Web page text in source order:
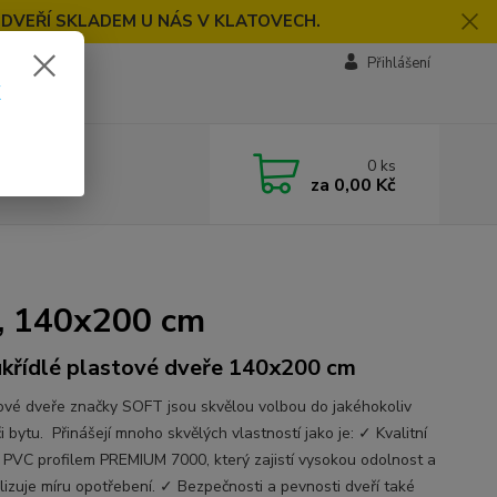
SKLADEM U NÁS V KLATOVECH.
Přihlášení
0 ks
za 0,00 Kč
140x200 cm
plastové dveře 140x200 cm
dveře značky SOFT jsou skvělou volbou do jakéhokoliv
bytu. Přinášejí mnoho skvělých vlastností jako je: ✓ Kvalitní
profilem PREMIUM 7000, který zajistí vysokou odolnost a
míru opotřebení. ✓ Bezpečnosti a pevnosti dveří také